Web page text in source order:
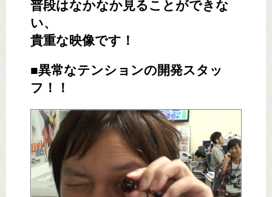
普段はなかなか見ることができな
い、
貴重な映像です！
■異常なテンションの開発スタッ
フ！！